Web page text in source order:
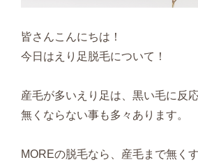
皆さんこんにちは！
今日はえり足脱毛について！
産毛が多いえり足は、黒い毛に反
無くならない事も多々あります。
MOREの脱毛なら、産毛まで無く